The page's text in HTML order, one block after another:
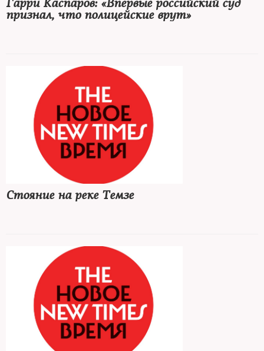
Гарри Каспаров: «Впервые российский суд
признал, что полицейские врут»
Стояние на реке Темзе